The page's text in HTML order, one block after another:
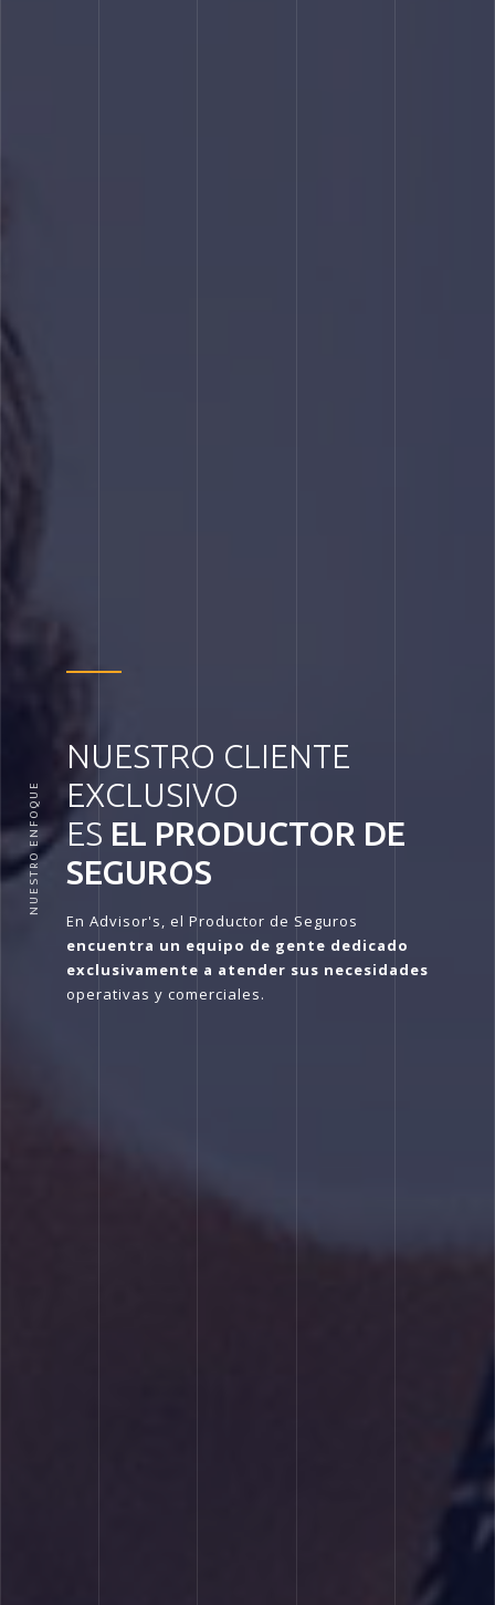
NUESTRO CLIENTE
EXCLUSIVO
ES EL PRODUCTOR DE
SEGUROS
En Advisor's, el Productor de Seguros
encuentra un equipo de gente dedicado
exclusivamente a atender sus necesidades
operativas y comerciales.
NUESTRO ENFOQUE